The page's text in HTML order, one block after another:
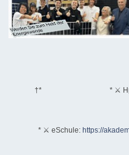
†* * ⚔
* ⚔ eSchule: https://